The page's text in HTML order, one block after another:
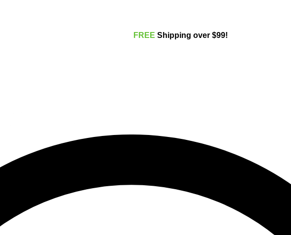
FREE Shipping over $99!